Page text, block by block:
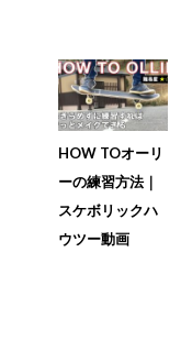
HOW TOオーリ
ーの練習方法｜
スケボリックハ
ウツー動画